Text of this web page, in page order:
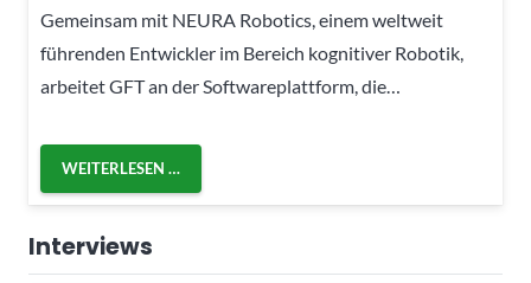
Gemeinsam mit NEURA Robotics, einem weltweit
führenden Entwickler im Bereich kognitiver Robotik,
arbeitet GFT an der Softwareplattform, die…
WEITERLESEN …
Interviews